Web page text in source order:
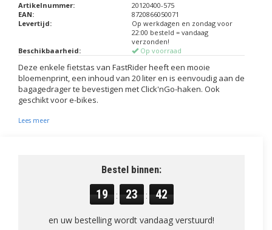
Artikelnummer:
20120400-575
EAN:
8720866050071
Levertijd:
Op werkdagen en zondag voor
22:00 besteld = vandaag
verzonden!
Beschikbaarheid:
Op voorraad
Deze enkele fietstas van FastRider heeft een mooie
bloemenprint, een inhoud van 20 liter en is eenvoudig aan de
bagagedrager te bevestigen met Click'nGo-haken. Ook
geschikt voor e-bikes.
Lees meer
Bestel binnen:
19 : 23 : 41
en uw bestelling wordt vandaag verstuurd!